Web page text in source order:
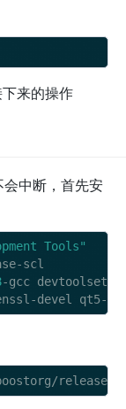
来的操作
中断，首先安
Tools"
-scl
-gcc devtoolset
-devel qt5-
release/